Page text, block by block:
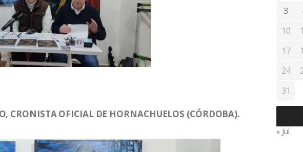
CRONISTA OFICIAL DE HORNACHUELOS (CÓRDOBA).
3
10
17
24
31
« Jul